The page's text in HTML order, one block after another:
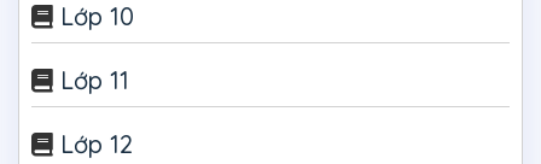
Lớp 10
Lớp 11
Lớp 12